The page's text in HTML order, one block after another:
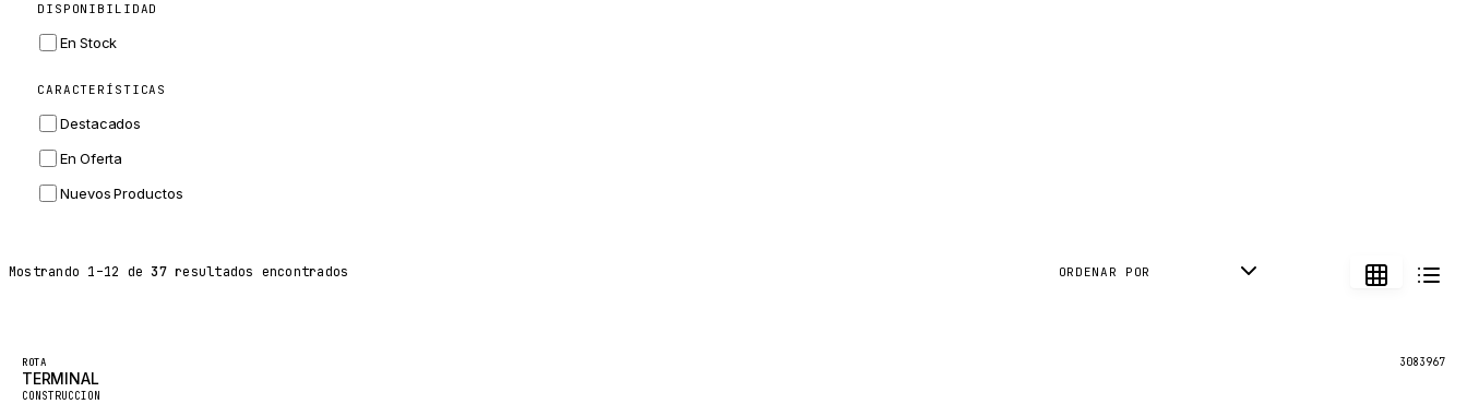
BALDWIN
SANY
DISPONIBILIDAD
En Stock
CARACTERÍSTICAS
Destacados
En Oferta
Nuevos Productos
Mostrando 1–12 de 37 resultados encontrados ORDENAR POR
ROTA 3083967
TERMINAL
CONSTRUCCION